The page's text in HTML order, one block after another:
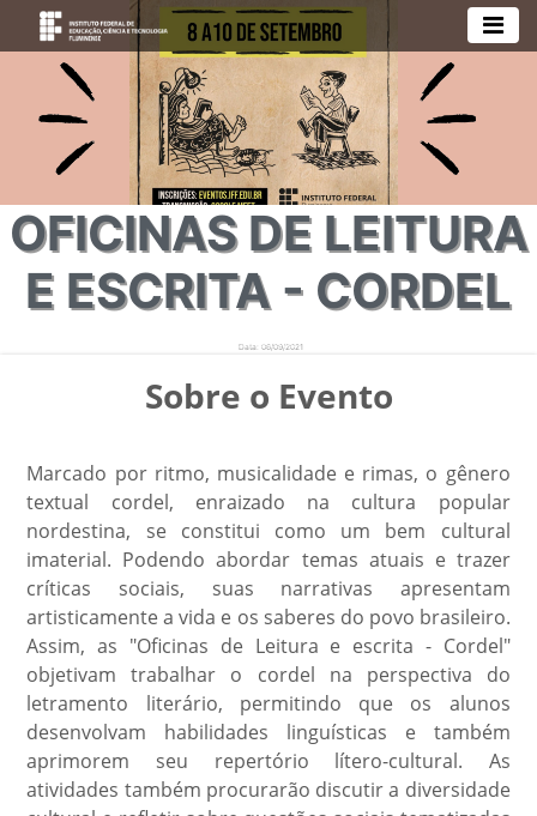
OFICINAS DE LEITURA
E ESCRITA - CORDEL
Data: 06/09/2021
Sobre o Evento
Marcado por ritmo, musicalidade e rimas, o gênero
textual cordel, enraizado na cultura popular
nordestina, se constitui como um bem cultural
imaterial. Podendo abordar temas atuais e trazer
críticas sociais, suas narrativas apresentam
artisticamente a vida e os saberes do povo brasileiro.
Assim, as "Oficinas de Leitura e escrita - Cordel"
objetivam trabalhar o cordel na perspectiva do
letramento literário, permitindo que os alunos
desenvolvam habilidades linguísticas e também
aprimorem seu repertório lítero-cultural. As
atividades também procurarão discutir a diversidade